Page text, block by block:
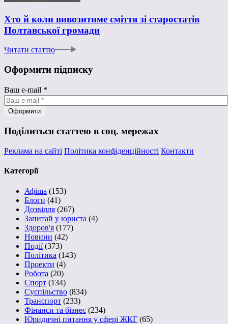
Хто й коли вивозитиме сміття зі старостатів
Полтавської громади
Читати статтю
Оформити підписку
Ваш e-mail *
Поділиться статтею в соц. мережах
Реклама на сайті Політика конфіденційності Контакти
Категорії
Афіша (153)
Блоги (41)
Дозвілля (267)
Запитай у юриста (4)
Здоров'я (177)
Новини (42)
Події(373)
Політика (143)
Проекти (4)
Робота (20)
Спорт (134)
Суспільство (834)
Транспорт (233)
Фінанси та бізнес (234)
Юридичні питання у сфері ЖКГ (65)